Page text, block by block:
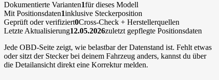
Dokumentierte Varianten1für dieses Modell
Mit Positionsdaten1inklusive Steckerposition
Geprüft oder verifiziert0Cross-Check + Herstellerquellen
Letzte Aktualisierung12.05.2026zuletzt gepflegte Positionsdaten
Jede OBD-Seite zeigt, wie belastbar der Datenstand ist. Fehlt etwas
oder sitzt der Stecker bei deinem Fahrzeug anders, kannst du über
die Detailansicht direkt eine Korrektur melden.